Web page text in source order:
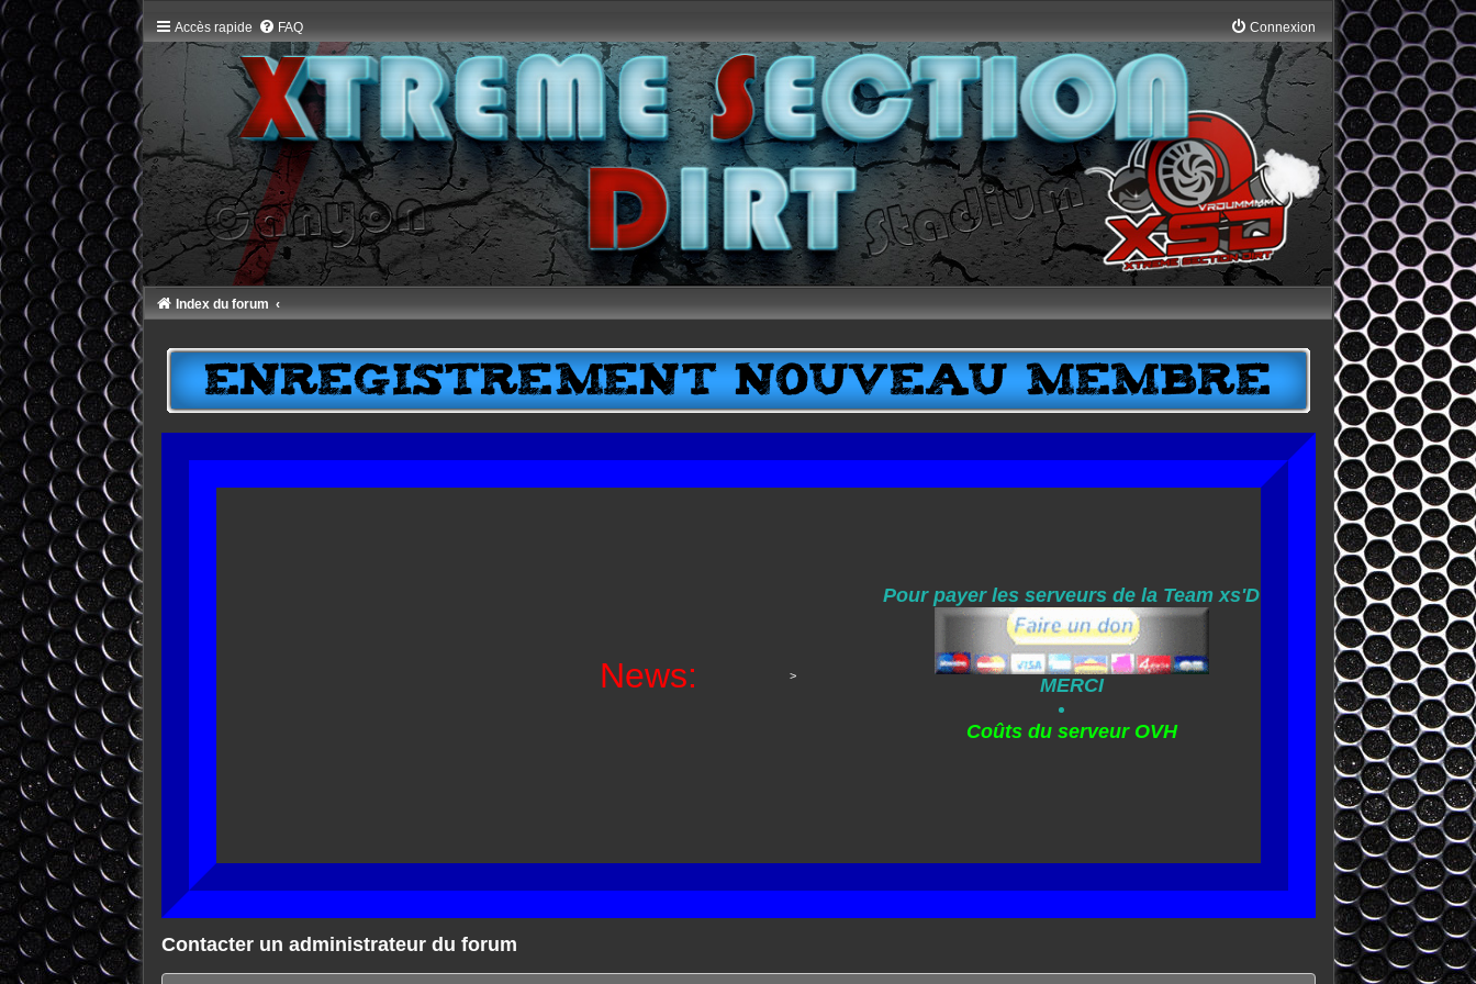
Accès rapide FAQ Connexion
Index du forum
News: >
Pour payer les serveurs de la Team xs'D
MERCI
Coûts du serveur OVH
Contacter un administrateur du forum